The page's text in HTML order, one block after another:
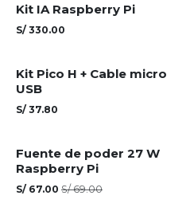
Agotado
Kit IA Raspberry Pi
S/ 330.00
Kit Pico H + Cable micro
USB
S/ 37.80
Fuente de poder 27 W
Raspberry Pi
S/ 67.00 S/69.00